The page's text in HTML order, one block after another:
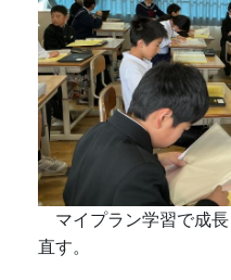
マイプラン学習で成長
直す。